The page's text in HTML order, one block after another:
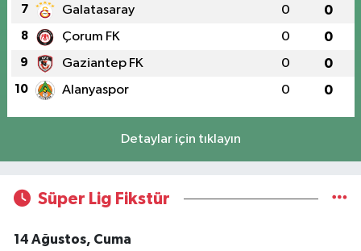
7 Galatasaray 0 0
8 Çorum FK 0 0
9 Gaziantep FK 0 0
10 Alanyaspor 0 0
Detaylar için tıklayın
Süper Lig Fikstür
14 Ağustos, Cuma